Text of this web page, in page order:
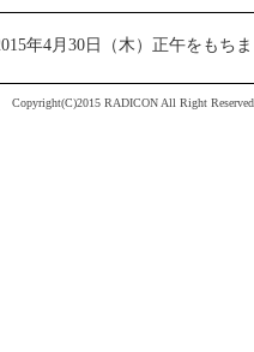
年4月30日（木）正午をもち
Copyright(C)2015 RADICON All Right Reserved.